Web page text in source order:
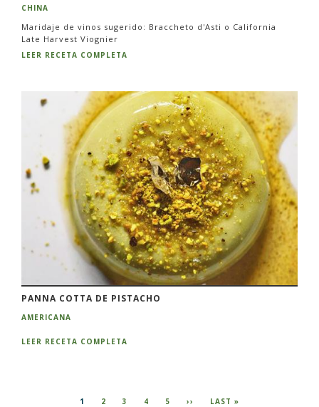
CHINA
Maridaje de vinos sugerido: Braccheto d'Asti o California
Late Harvest Viognier
LEER RECETA COMPLETA
PANNA COTTA DE PISTACHO
AMERICANA
LEER RECETA COMPLETA
PÁGINA
1 PÁGINA
2 PÁGINA
3 PÁGINA
4 PÁGINA
5
SIGUIENTE
››
ÚLTIMA
LAST »